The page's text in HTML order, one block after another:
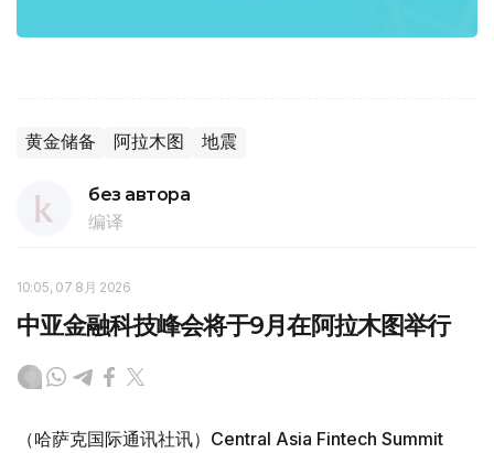
黄金储备 阿拉木图 地震
без автора
编译
10:05, 07 8月 2026
中亚金融科技峰会将于9月在阿拉木图举行
（哈萨克国际通讯社讯）Central Asia Fintech Summit